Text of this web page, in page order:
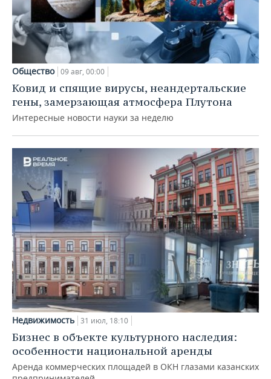
Общество 09 авг, 00:00
Ковид и спящие вирусы, неандертальские
гены, замерзающая атмосфера Плутона
Интересные новости науки за неделю
Недвижимость 31 июл, 18:10
Бизнес в объекте культурного наследия:
особенности национальной аренды
Аренда коммерческих площадей в ОКН глазами казанских